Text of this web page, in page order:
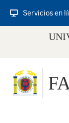
Servicios en